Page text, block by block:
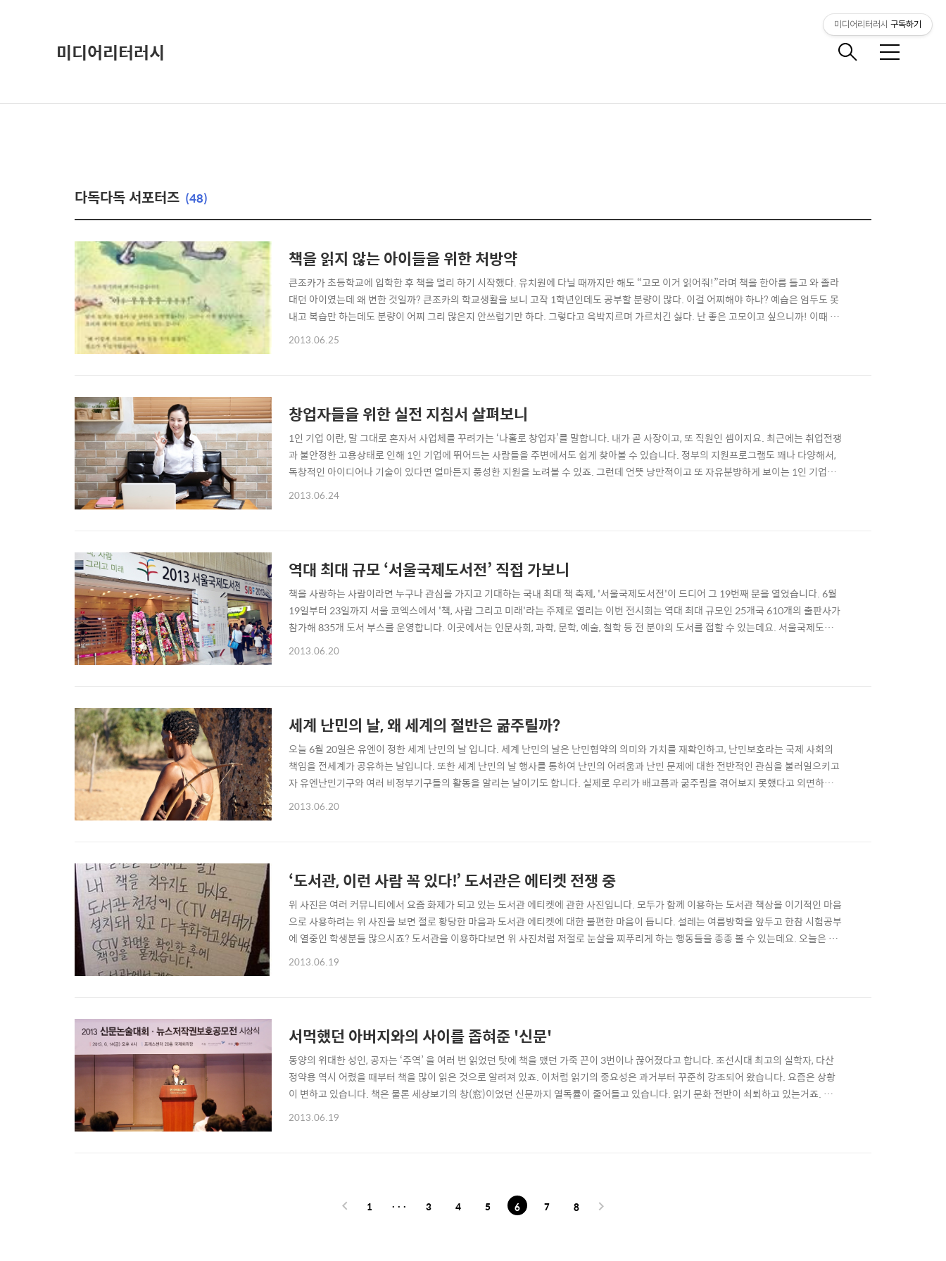
미디어리터러시 메
다독다독 서포터즈 (48)
책을 읽지 않는 아이들을 위한 처방약
큰조카가 초등학교에 입학한 후 책을 멀리 하기 시작했다. 유치원에 다닐 때까지만 해도 “고모 이거 읽어줘!”라며 책을 한아름 들고 와 졸라
대던 아이였는데 왜 변한 것일까? 큰조카의 학교생활을 보니 고작 1학년인데도 공부할 분량이 많다. 이걸 어찌해야 하나? 예습은 엄두도 못
내고 복습만 하는데도 분량이 어찌 그리 많은지 안쓰럽기만 하다. 그렇다고 윽박지르며 가르치긴 싫다. 난 좋은 고모이고 싶으니까! 이때 생
각난 책이 이다. 1학년 필독서인 이 그림책은 제목과는 다르게 전혀 무섭지 않은 늑대가 등장한다. 무섭고 싶었지만 무서울 기회가 없었고,
2013.06.25
창업자들을 위한 실전 지침서 살펴보니
1인 기업 이란, 말 그대로 혼자서 사업체를 꾸려가는 ‘나홀로 창업자’를 말합니다. 내가 곧 사장이고, 또 직원인 셈이지요. 최근에는 취업전쟁
과 불안정한 고용상태로 인해 1인 기업에 뛰어드는 사람들을 주변에서도 쉽게 찾아볼 수 있습니다. 정부의 지원프로그램도 꽤나 다양해서,
독창적인 아이디어나 기술이 있다면 얼마든지 풍성한 지원을 노려볼 수 있죠. 그런데 언뜻 낭만적이고 또 자유분방하게 보이는 1인 기업은
쉽게 시작할 수 있는 만큼 쉽게 주저앉는 것도 사실입니다. 1인 기업가가 된다는 의미는 내가 사장이자, 마케터이자, 영업사원이자, 기획자
2013.06.24
역대 최대 규모 ‘서울국제도서전’ 직접 가보니
책을 사랑하는 사람이라면 누구나 관심을 가지고 기대하는 국내 최대 책 축제, '서울국제도서전'이 드디어 그 19번째 문을 열었습니다. 6월
19일부터 23일까지 서울 코엑스에서 '책, 사람 그리고 미래'라는 주제로 열리는 이번 전시회는 역대 최대 규모인 25개국 610개의 출판사가
참가해 835개 도서 부스를 운영합니다. 이곳에서는 인문사회, 과학, 문학, 예술, 철학 등 전 분야의 도서를 접할 수 있는데요. 서울국제도서
전의 얼굴이라 할 수 있는 홍보대사에 소설 '은교'로 유명한 박범신 작가가 위촉돼 눈길을 끌기도 했습니다. 후끈거리는 날씨만큼이나 책을
2013.06.20
세계 난민의 날, 왜 세계의 절반은 굶주릴까?
오늘 6월 20일은 유엔이 정한 세계 난민의 날 입니다. 세계 난민의 날은 난민협약의 의미와 가치를 재확인하고, 난민보호라는 국제 사회의
책임을 전세계가 공유하는 날입니다. 또한 세계 난민의 날 행사를 통하여 난민의 어려움과 난민 문제에 대한 전반적인 관심을 불러일으키고
자 유엔난민기구와 여러 비정부기구들의 활동을 알리는 날이기도 합니다. 실제로 우리가 배고픔과 굶주림을 겪어보지 못했다고 외면하는
것이 아니라 함께 사는 세상에서는 세계의 작은 목소리에 더 곰곰히 생각해 볼 필요가 있습니다. 성숙한 시민으로 나아가는 첫 걸음-세계의
2013.06.20
‘도서관, 이런 사람 꼭 있다!’ 도서관은 에티켓 전쟁 중
위 사진은 여러 커뮤니티에서 요즘 화제가 되고 있는 도서관 에티켓에 관한 사진입니다. 모두가 함께 이용하는 도서관 책상을 이기적인 마음
으로 사용하려는 위 사진을 보면 절로 황당한 마음과 도서관 에티켓에 대한 불편한 마음이 듭니다. 설레는 여름방학을 앞두고 한참 시험공부
에 열중인 학생분들 많으시죠? 도서관을 이용하다보면 위 사진처럼 저절로 눈살을 찌푸리게 하는 행동들을 종종 볼 수 있는데요. 오늘은 에
티켓과 전쟁 중인 대한민국 모습을 살펴보려 합니다. 도서관 꼴불견 행동 1위 “친구와 잡담” 여러분이 도서관에서 가장 싫어하는 꼴불견 행
2013.06.19
서먹했던 아버지와의 사이를 좁혀준 '신문'
동양의 위대한 성인, 공자는 ‘주역’ 을 여러 번 읽었던 탓에 책을 맸던 가죽 끈이 3번이나 끊어졌다고 합니다. 조선시대 최고의 실학자, 다산
정약용 역시 어렸을 때부터 책을 많이 읽은 것으로 알려져 있죠. 이처럼 읽기의 중요성은 과거부터 꾸준히 강조되어 왔습니다. 요즘은 상황
이 변하고 있습니다. 책은 물론 세상보기의 창(窓)이었던 신문까지 열독률이 줄어들고 있습니다. 읽기 문화 전반이 쇠퇴하고 있는거죠. 이에
한국언론진흥재단은 신문읽기 문화 확산을 위해 신문논술대회를 주최했습니다. 올해로 벌써 4번째 인데요. 재단은 문화체육관광부와 함께,
2013.06.19
1 ··· 3 4 5 6 7 8
미디어리터러시 구독하기